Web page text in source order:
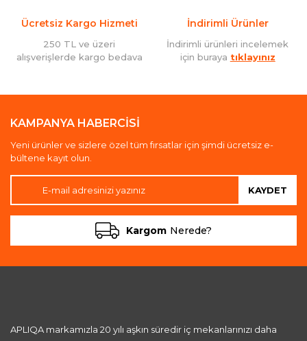
Ücretsiz Kargo Hizmeti
250 TL ve üzeri
alışverişlerde kargo bedava
İndirimli Ürünler
İndirimli ürünleri incelemek
için buraya tıklayınız
KAMPANYA HABERCİSİ
Yeni ürünler ve sizlere özel tüm fırsatlar için şimdi ücretsiz e-
bültene kayıt olun.
KAYDET
Kargom Nerede?
APLIQA markamızla 20 yılı aşkın süredir iç mekanlarınızı daha